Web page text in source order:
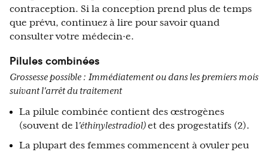
contraception. Si la conception prend plus de temps
que prévu, continuez à lire pour savoir quand
consulter votre médecin·e.
Pilules combinées
Grossesse possible : Immédiatement ou dans les premiers mois
suivant l'arrêt du traitement
La pilule combinée contient des œstrogènes
(souvent de l'éthinylestradiol)et des progestatifs (2).
La plupart des femmes commencent à ovuler peu